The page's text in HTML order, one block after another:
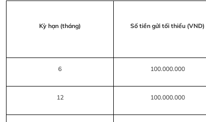
Kỳ hạn (tháng) Số tiền gửi tối thiểu (VND)
6 100.000.000
12 100.000.000